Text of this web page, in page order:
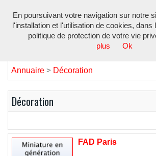
Annuaire > Décoration
Décoration
FAD Paris
En poursuivant votre navigation sur notre
l'installation et l'utilisation de cookies, dans
politique de protection de votre vie
plus
Ok